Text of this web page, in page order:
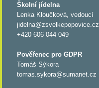
Školní jídelna
Lenka Kloučková, vedoucí
jidelna@zsvelkepopovice.cz
+420 606 044 049
Pověřenec pro GDPR
Tomáš Sýkora
tomas.sykora@sumanet.cz